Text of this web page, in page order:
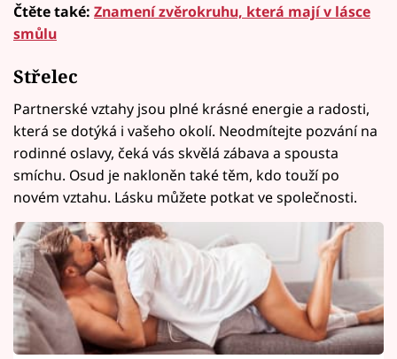
Čtěte také: Znamení zvěrokruhu, která mají v lásce
smůlu
Střelec
Partnerské vztahy jsou plné krásné energie a radosti,
která se dotýká i vašeho okolí. Neodmítejte pozvání na
rodinné oslavy, čeká vás skvělá zábava a spousta
smíchu. Osud je nakloněn také těm, kdo touží po
novém vztahu. Lásku můžete potkat ve společnosti.